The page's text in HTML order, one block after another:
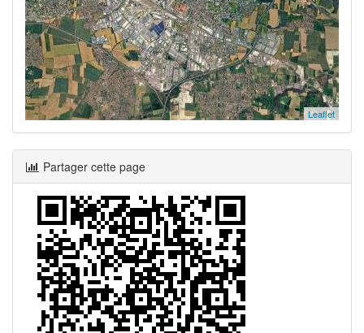
Leaflet
Partager cette page